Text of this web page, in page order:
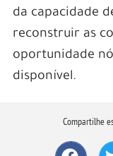
da capacidade
reconstruir as
oportunidade
disponível.
Compartilhe